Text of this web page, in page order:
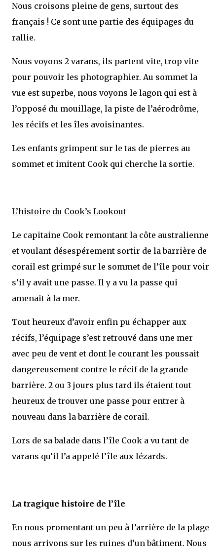
Nous croisons pleine de gens, surtout des
français ! Ce sont une partie des équipages du
rallie.
Nous voyons 2 varans, ils partent vite, trop vite
pour pouvoir les photographier. Au sommet la
vue est superbe, nous voyons le lagon qui est à
l’opposé du mouillage, la piste de l’aérodrôme,
les récifs et les îles avoisinantes.
Les enfants grimpent sur le tas de pierres au
sommet et imitent Cook qui cherche la sortie.
L’histoire du Cook’s Lookout
Le capitaine Cook remontant la côte australienne
et voulant désespérement sortir de la barrière de
corail est grimpé sur le sommet de l’île pour voir
s’il y avait une passe. Il y a vu la passe qui
amenait à la mer.
Tout heureux d’avoir enfin pu échapper aux
récifs, l’équipage s’est retrouvé dans une mer
avec peu de vent et dont le courant les poussait
dangereusement contre le récif de la grande
barrière. 2 ou 3 jours plus tard ils étaient tout
heureux de trouver une passe pour entrer à
nouveau dans la barrière de corail.
Lors de sa balade dans l’île Cook a vu tant de
varans qu’il l’a appelé l’île aux lézards.
La tragique histoire de l’île
En nous promentant un peu à l’arrière de la plage
nous arrivons sur les ruines d’un bâtiment. Nous